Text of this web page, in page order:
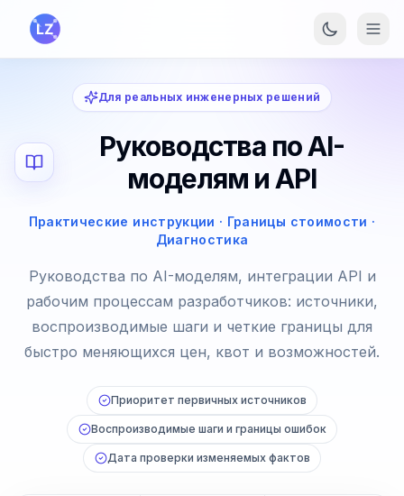
Перейти к основному содержанию
Для реальных инженерных решений
Руководства по AI-
моделям и API
Практические инструкции · Границы стоимости ·
Диагностика
Руководства по AI-моделям, интеграции API и
рабочим процессам разработчиков: источники,
воспроизводимые шаги и четкие границы для
быстро меняющихся цен, квот и возможностей.
Приоритет первичных источников
Воспроизводимые шаги и границы ошибок
Дата проверки изменяемых фактов